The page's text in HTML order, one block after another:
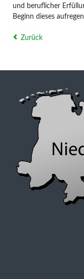
und beruflicher
Beginn dieses
Zurück